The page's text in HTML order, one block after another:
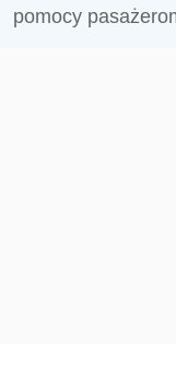
pomocy